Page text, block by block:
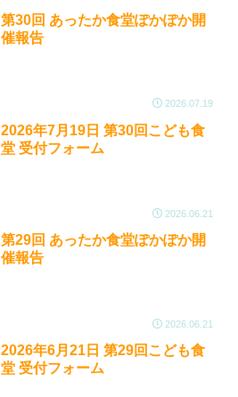
第30回 あったか食堂ぽかぽか開
催報告
2026.07.19
2026年7月19日 第30回こども食
堂 受付フォーム
2026.06.21
第29回 あったか食堂ぽかぽか開
催報告
2026.06.21
2026年6月21日 第29回こども食
堂 受付フォーム